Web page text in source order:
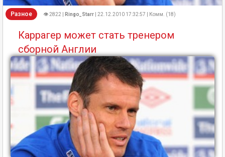
Разное 👁 2822 | Ringo_Starr | 22.12.2010 17:32:57 | Комм. (18)
Каррагер может стать тренером
сборной Англии